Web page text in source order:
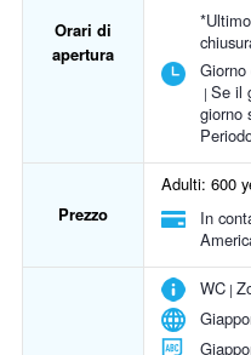
Orari di
apertura
Giorno
Se il
giorno
Prezzo
Adulti: 600
In
WC